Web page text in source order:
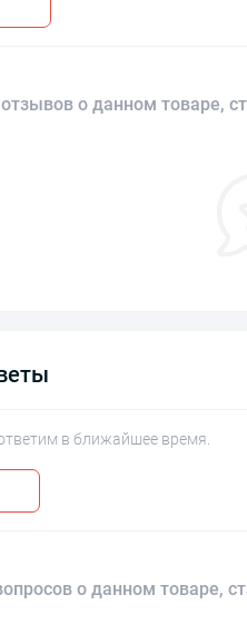
о данном товаре,
в ближайшее время.
о данном товаре,